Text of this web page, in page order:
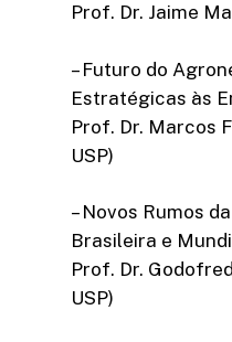
Prof. Dr. Jaime
– Futuro do
Estratégicas às
Prof. Dr. Marcos
USP)
– Novos Rumos
Brasileira e
Prof. Dr.
USP)